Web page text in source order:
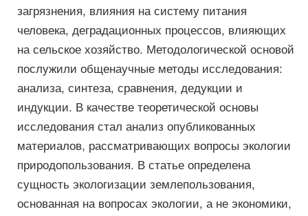
загрязнения, влияния на систему питания
человека, деградационных процессов, влияющих
на сельское хозяйство. Методологической основой
послужили общенаучные методы исследования:
анализа, синтеза, сравнения, дедукции и
индукции. В качестве теоретической основы
исследования стал анализ опубликованных
материалов, рассматривающих вопросы экологии
природопользования. В статье определена
сущность экологизации землепользования,
основанная на вопросах экологии, а не экономики,